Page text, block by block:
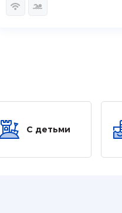
С детьми